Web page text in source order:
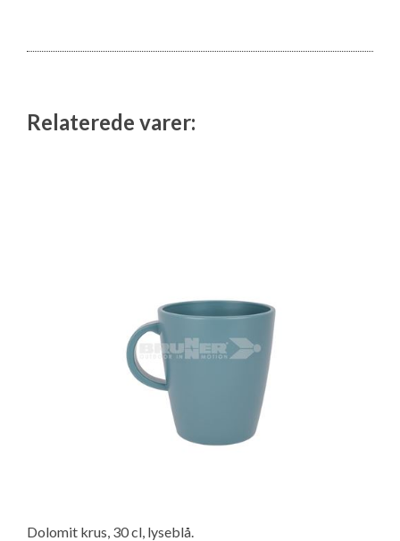
Relaterede varer:
Dolomit krus, 30 cl, lyseblå.